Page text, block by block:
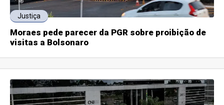
Justiça
Moraes pede parecer da PGR sobre proibição de
visitas a Bolsonaro